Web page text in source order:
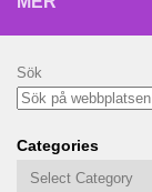
Sök
Categories